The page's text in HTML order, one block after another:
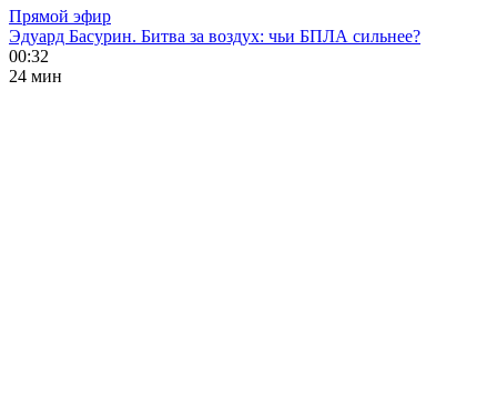
Прямой эфир
Эдуард Басурин. Битва за воздух: чьи БПЛА сильнее?
00:32
24 мин